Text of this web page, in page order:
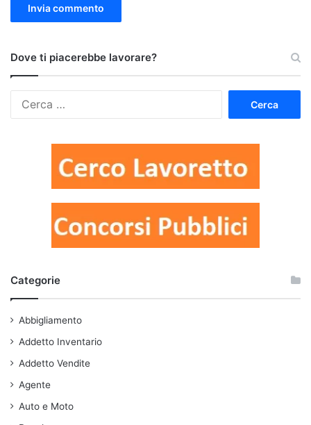
Dove ti piacerebbe lavorare?
Categorie
Abbigliamento
Addetto Inventario
Addetto Vendite
Agente
Auto e Moto